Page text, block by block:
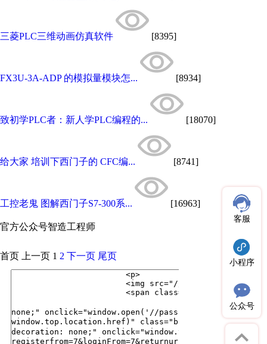
三菱PLC三维动画仿真软件 [8395]
FX3U-3A-ADP 的模拟量模块怎... [8934]
致初学PLC者：新人学PLC编程的... [18070]
给大家 培训下西门子的 CFC编... [8741]
工控老鬼 图解西门子S7-300系... [16963]
官方公众号智造工程师
客服
小程序
公众号
首页 上一页 1 2 下一页 尾页